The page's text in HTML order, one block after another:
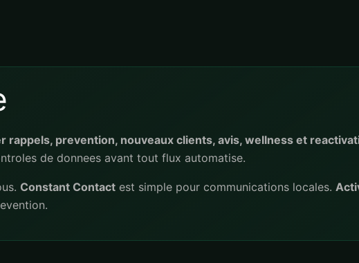
rappels, prevention, nouveaux clients, avis, wellness et
de donnees avant tout flux automatise.
Constant Contact est simple pour communications locales.